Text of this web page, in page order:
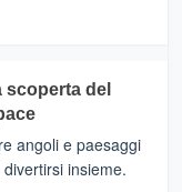
scoperta del
angoli e paesaggi
insieme.